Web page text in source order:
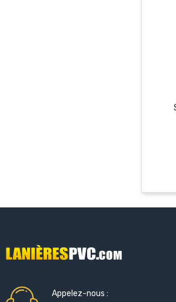
Appelez-nous :